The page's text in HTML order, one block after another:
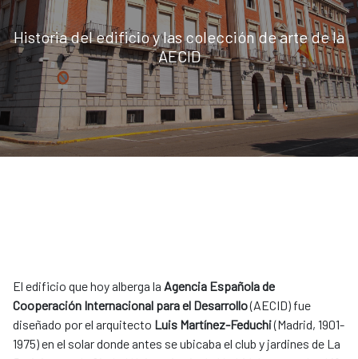
Historia del edificio y las colección de arte de la
AECID
El edificio que hoy alberga la Agencia Española de
Cooperación Internacional para el Desarrollo(AECID) fue
diseñado por el arquitecto Luis Martínez-Feduchi(Madrid, 1901-
1975) en el solar donde antes se ubicaba el club y jardines de La